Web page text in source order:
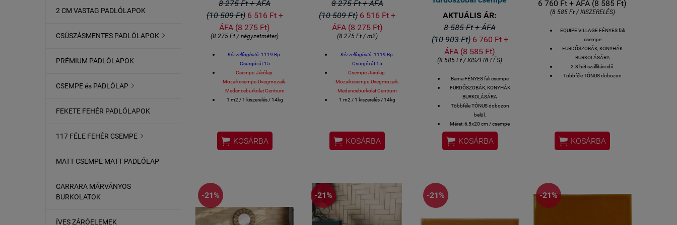
2 CM VASTAG PADLÓLAPOK
CSÚSZÁSMENTES PADLÓLAPOK 
PRÉMIUM PADLÓLAPOK
CSEMPE és PADLÓLAP 
FEKETE FEHÉR PADLÓLAPOK
117 FÉLE FEHÉR CSEMPE 
MATT CSEMPE MATT PADLÓLAP
CARRARA MÁRVÁNYOS
BURKOLATOK
ÍVES ZÁRÓELEMEK
8 275 Ft + ÁFA
(10 509 Ft) 6 516 Ft +
ÁFA (8 275 Ft)
(8 275 Ft / négyzetméter)
Kézzelfogható: 1119 Bp.
Csurgói út 15
Csempe-Járólap-
Mozaikcsempe-Üvegmozaik-
Medenceburkolat Centrum
1 m2 / 1 kiszerelés / 14kg
Fürdőszobai csempe, konyhai
csempe, éttermi design csempe
 KOSÁRBA
8 275 Ft + ÁFA
(10 509 Ft) 6 516 Ft +
ÁFA (8 275 Ft)
(8 275 Ft / m2)
Kézzelfogható: 1119 Bp.
Csurgói út 15
Csempe-Járólap-
Mozaikcsempe-Üvegmozaik-
Medenceburkolat Centrum
1 m2 / 1 kiszerelés / 14kg
Fürdőszobai csempe, konyhai
csempe, éttermi design csempe
 KOSÁRBA
AKTUÁLIS ÁR:
8 585 Ft + ÁFA
(10 903 Ft) 6 760 Ft +
ÁFA (8 585 Ft)
(8 585 Ft / KISZERELÉS)
Barna FÉNYES fali csempe
FÜRDŐSZOBÁK, KONYHÁK
BURKOLÁSÁRA
Többféle TÓNUS dobozon
belül.
Méret: 6,5x20 cm / csempe
Gyári kiszerelés: 0,5 m2 / 38 db/
7,68 kg/kiszerelés
 KOSÁRBA
6 760 Ft + ÁFA (8 585 Ft)
(8 585 Ft / KISZERELÉS)
EQUIPE VILLAGE FÉNYES fali
csempe
FÜRDŐSZOBÁK, KONYHÁK
BURKOLÁSÁRA
2-3 hét szállítási idő.
Többféle TÓNUS dobozon
rendelhető házhoz-szállítással
 KOSÁRBA
-21% -21% -21% -21%